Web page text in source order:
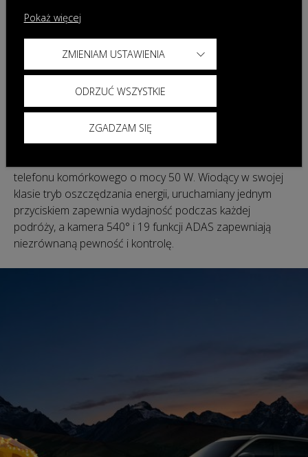
Funkcjonalność
Ciesz się najszybszym w swojej klasie szybkim
telefonu komórkowego o mocy 50 W. Wiodący w swojej
klasie tryb oszczędzania energii, uruchamiany jednym
przyciskiem zapewnia wydajność podczas każdej
podróży, a kamera 540° i 19 funkcji ADAS zapewniają
niezrównaną pewność i kontrolę.
Pokaż więcej
ZMIENIAM USTAWIENIA
ODRZUĆ WSZYSTKIE
ZGADZAM SIĘ